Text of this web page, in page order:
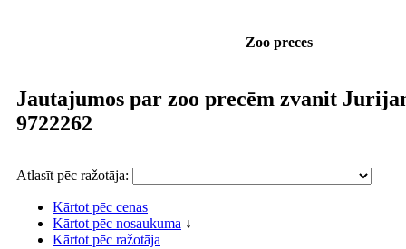
Zoo preces
Jautajumos par zoo precēm zvanit
9722262
Atlasīt pēc ražotāja:
Kārtot pēc cenas
Kārtot pēc nosaukuma ↓
Kārtot pēc ražotāja